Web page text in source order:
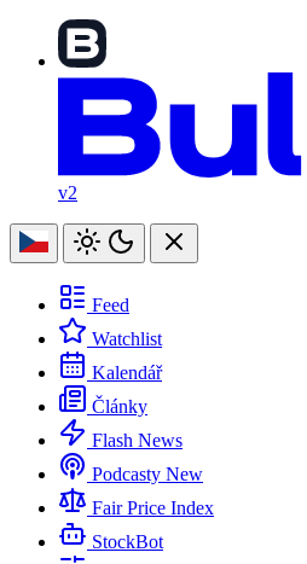
v2
Feed
Watchlist
Kalendář
Články
Flash News
Podcasty New
Fair Price Index
StockBot